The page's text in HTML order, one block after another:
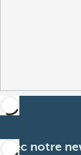
Avec notre